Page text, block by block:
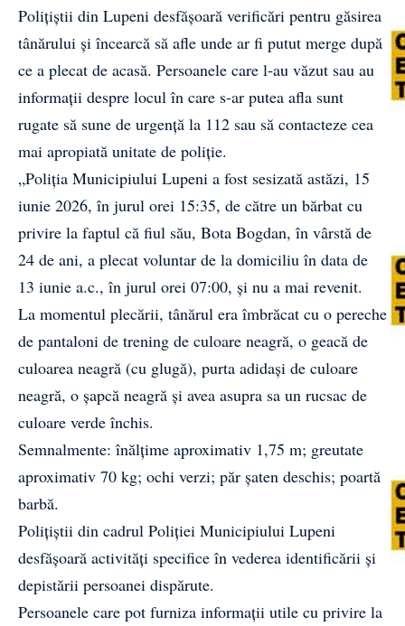
Polițiștii din Lupeni desfășoară verificări pentru găsirea
tânărului și încearcă să afle unde ar fi putut merge după
ce a plecat de acasă. Persoanele care l-au văzut sau au
informații despre locul în care s-ar putea afla sunt
rugate să sune de urgență la 112 sau să contacteze cea
mai apropiată unitate de poliție.
„Poliția Municipiului Lupeni a fost sesizată astăzi, 15
iunie 2026, în jurul orei 15:35, de către un bărbat cu
privire la faptul că fiul său, Bota Bogdan, în vârstă de
24 de ani, a plecat voluntar de la domiciliu în data de
13 iunie a.c., în jurul orei 07:00, și nu a mai revenit.
La momentul plecării, tânărul era îmbrăcat cu o pereche
de pantaloni de trening de culoare neagră, o geacă de
culoarea neagră (cu glugă), purta adidași de culoare
neagră, o șapcă neagră și avea asupra sa un rucsac de
culoare verde închis.
Semnalmente: înălțime aproximativ 1,75 m; greutate
aproximativ 70 kg; ochi verzi; păr șaten deschis; poartă
barbă.
Polițiștii din cadrul Poliției Municipiului Lupeni
desfășoară activități specifice în vederea identificării și
depistării persoanei dispărute.
Persoanele care pot furniza informații utile cu privire la